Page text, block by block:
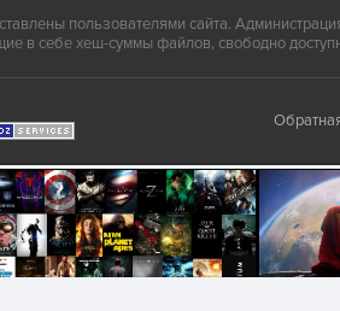
пользователями сайта.
в себе хеш-суммы файлов, свободно